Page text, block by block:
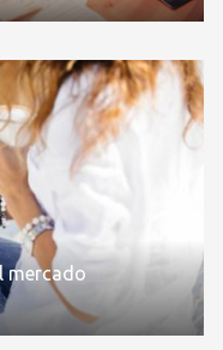
mercado